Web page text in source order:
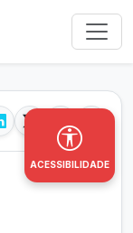
ACESSIBILIDADE